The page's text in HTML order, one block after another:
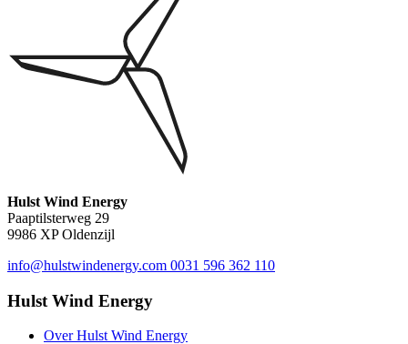
Hulst Wind Energy
Paaptilsterweg 29
9986 XP Oldenzijl
info@hulstwindenergy.com 0031 596 362 110
Hulst Wind Energy
Over Hulst Wind Energy